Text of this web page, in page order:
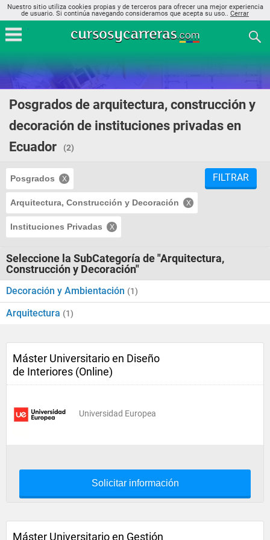
Nuestro sitio utiliza cookies propias y de terceros para ofrecer una mejor experiencia
de usuario. Si continúa navegando consideramos que acepta su uso.. Cerrar
Posgrados de arquitectura, construcción y
decoración de instituciones privadas en
Ecuador
(2)
Posgrados
Arquitectura, Construcción y Decoración
Instituciones Privadas
FILTRAR
Seleccione la SubCategoría de "Arquitectura,
Construcción y Decoración"
Decoración y Ambientación (1)
Arquitectura (1)
Máster Universitario en Diseño
de Interiores (Online)
Universidad Europea
Solicitar información
Máster Universitario en Gestión